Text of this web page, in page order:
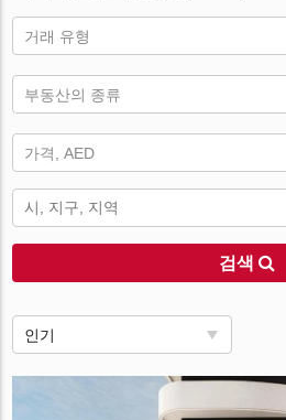
거래 유형
부동산의 종류
가격, AED
검색
인기